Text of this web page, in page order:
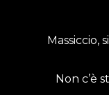
Massiccio,
Non c’è